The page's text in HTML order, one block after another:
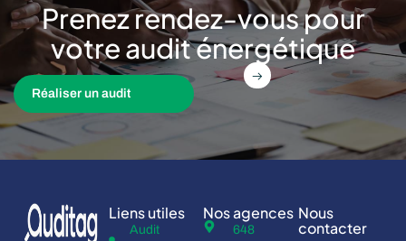
Prenez rendez-vous pour
votre audit énergétique
Réaliser un audit
Liens utiles
Audit
Nos agences
648
Nous
contacter